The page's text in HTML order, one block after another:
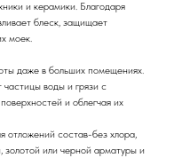
и керамики. Благодаря
блеск, защищает
моек.
даже в больших помещениях.
воды и грязи с
и облегчая их
состав-без хлора,
золотой или черной арматуры и